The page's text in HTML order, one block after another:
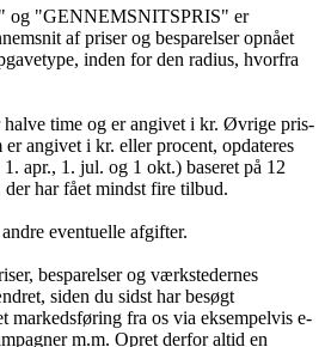
og "GENNEMSNITSPRIS" er
af priser og besparelser opnået
inden for den radius, hvorfra
time og er angivet i kr. Øvrige pris-
er angivet i kr. eller procent, opdateres
apr., 1. jul. og 1 okt.) baseret på 12
der har fået mindst fire tilbud.
eventuelle afgifter.
besparelser og værkstedernes
siden du sidst har besøgt
markedsføring fra os via eksempelvis e-
m.m. Opret derfor altid en